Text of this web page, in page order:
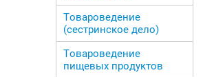
Товароведение
(сестринское дело)
Товароведение
пищевых продуктов